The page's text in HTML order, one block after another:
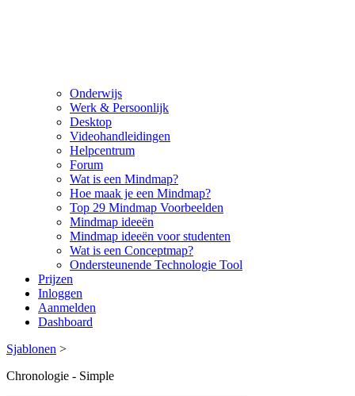
Onderwijs
Werk & Persoonlijk
Desktop
Videohandleidingen
Helpcentrum
Forum
Wat is een Mindmap?
Hoe maak je een Mindmap?
Top 29 Mindmap Voorbeelden
Mindmap ideeën
Mindmap ideeën voor studenten
Wat is een Conceptmap?
Ondersteunende Technologie Tool
Prijzen
Inloggen
Aanmelden
Dashboard
Sjablonen >
Chronologie - Simple